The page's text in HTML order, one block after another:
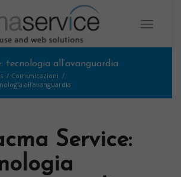
tecnologia all’avanguardia
/ Comunicazioni /
all’avanguardia
Service: